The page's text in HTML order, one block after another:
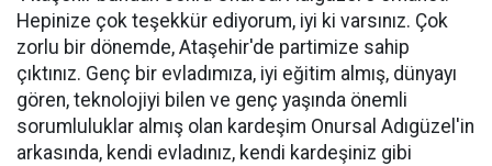
Hepinize çok teşekkür ediyorum, iyi ki varsınız. Çok
zorlu bir dönemde, Ataşehir'de partimize sahip
çıktınız. Genç bir evladımıza, iyi eğitim almış, dünyayı
gören, teknolojiyi bilen ve genç yaşında önemli
sorumluluklar almış olan kardeşim Onursal Adıgüzel'in
arkasında, kendi evladınız, kendi kardeşiniz gibi